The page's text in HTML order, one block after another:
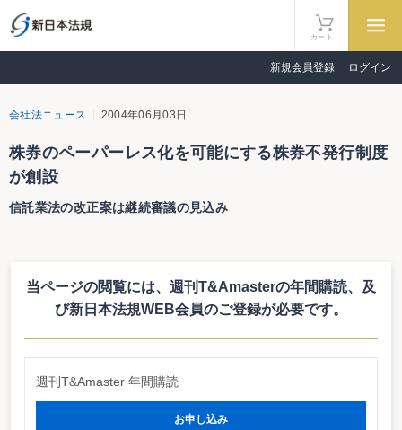
カート
新規会員登録 ログイン
会社法ニュース 2004年06月03日
株券のペーパーレス化を可能にする株券不発行制度
が創設
信託業法の改正案は継続審議の見込み
国会で成立した。なお、信託業法の改正案は今通常国会での成立は難しくなっ
ており、秋に予定されている臨時国会で継続審議される見込み。
施行日は公布の日から５年以内
の一部を改正する法律案では、株券不発行制度の創設が主な柱。会社は、定款
られることになる。なお、施行日は、公布の日から起算して５年を超えない範
囲内において政令で定める日からとなっている。
証券取引法では有価証券の対象範囲を拡大
当ページの閲覧には、週刊T&Amasterの年間購読、 及
び新日本法規WEB会員のご登録が必要です。
週刊T&Amaster 年間購読
お申し込み